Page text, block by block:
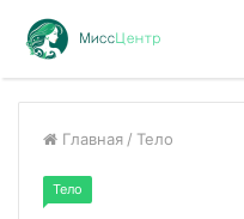
Главная / Тело
Тело